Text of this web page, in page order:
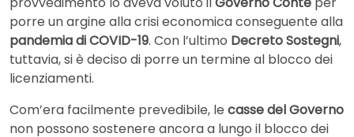
porre un argine alla crisi economica conseguente alla
pandemia di COVID-19. Con l’ultimo Decreto Sostegni,
tuttavia, si è deciso di porre un termine al blocco dei
licenziamenti.
Com’era facilmente prevedibile, le casse del Governo
non possono sostenere ancora a lungo il blocco dei